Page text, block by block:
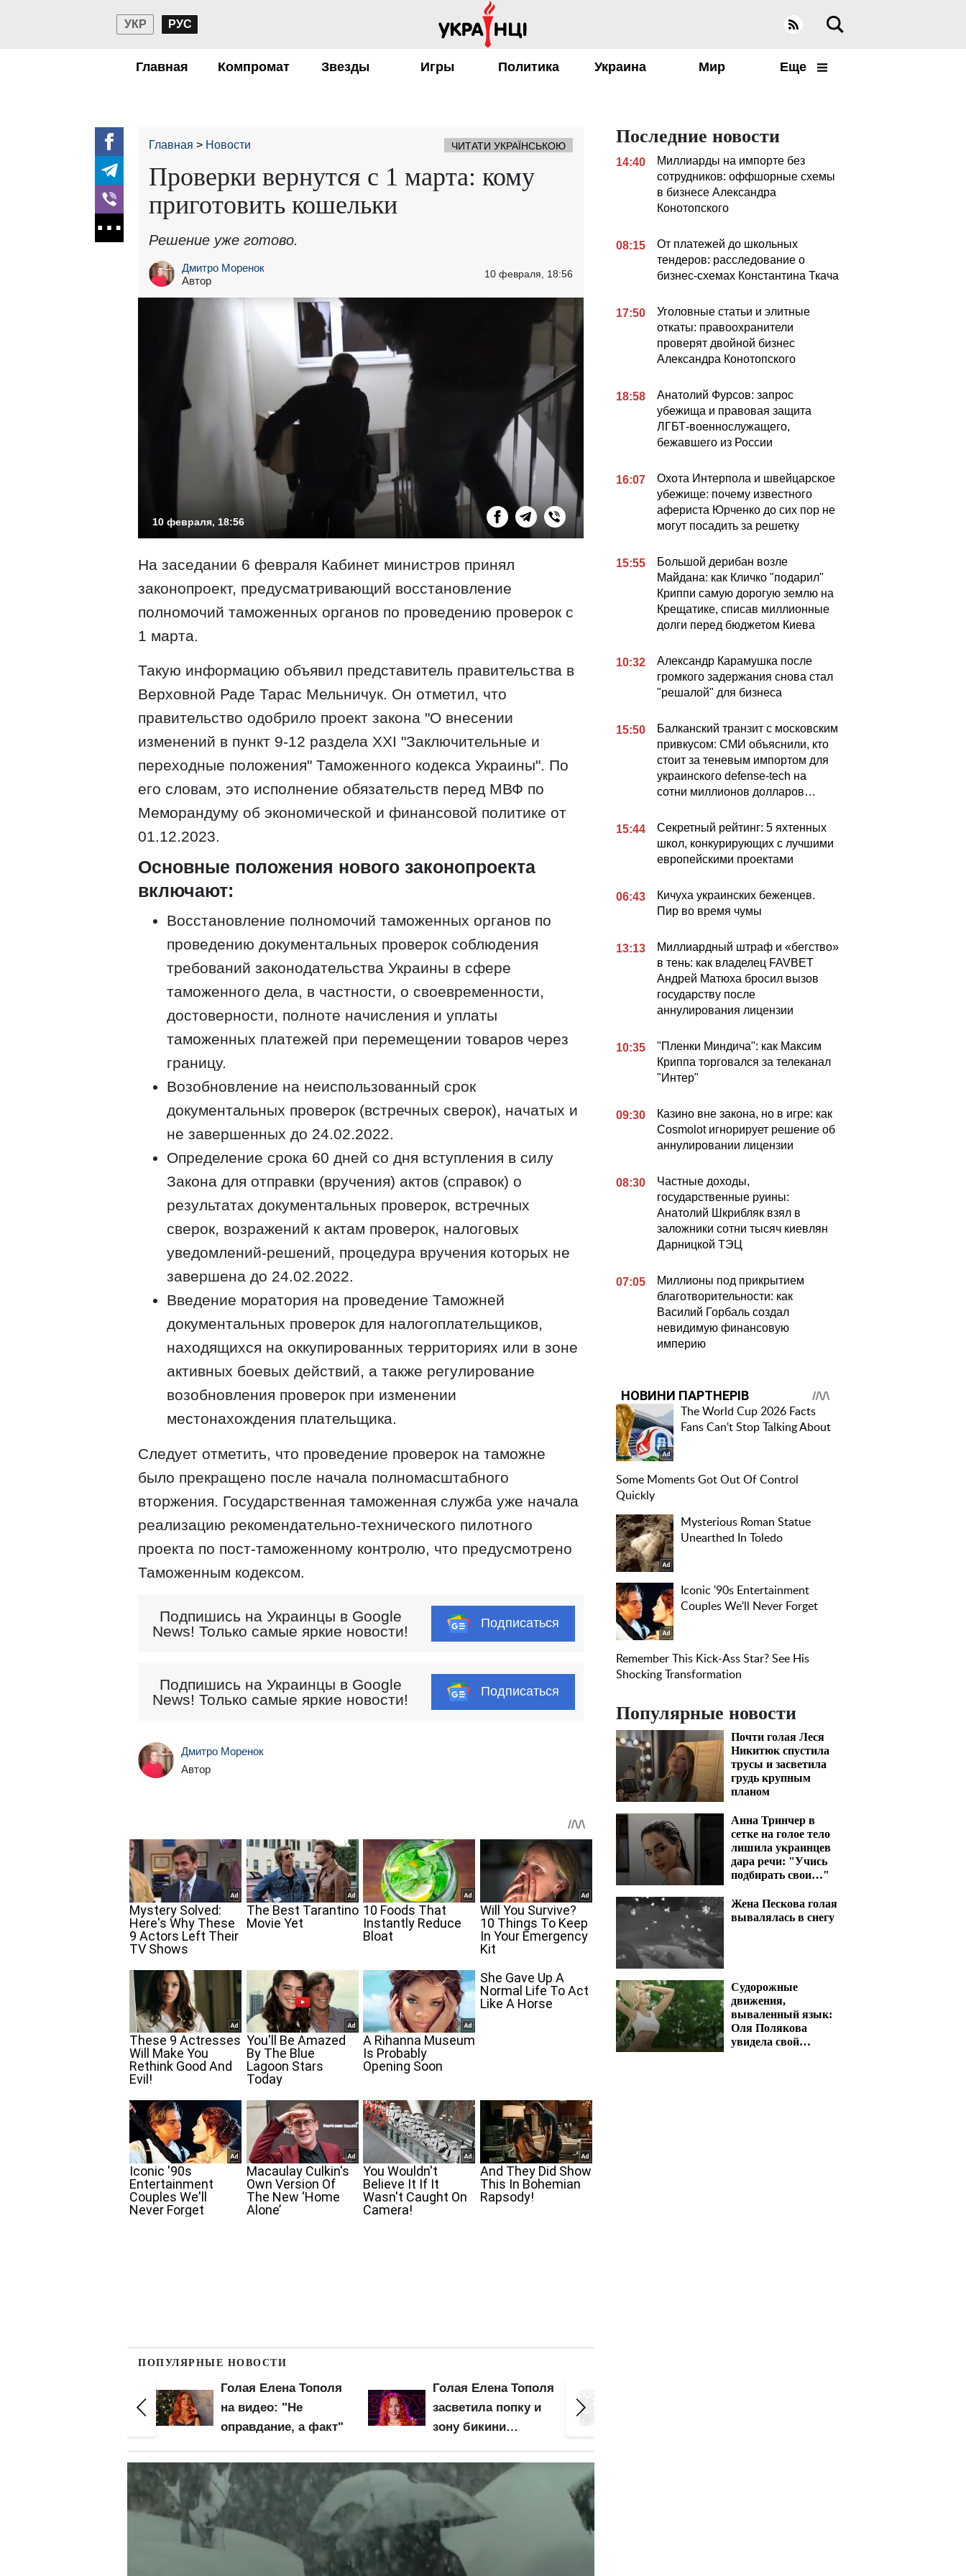
УКР РУС
Главная Компромат Звезды Игры Политика Украина Мир Еще
Главная Новости ЧИТАТИ УКРАЇНСЬКОЮ
Проверки вернутся с 1 марта: кому
приготовить кошельки
Решение уже готово.
Дмитро Моренок
Автор
10 февраля, 18:56
10 февраля, 18:56
На заседании 6 февраля Кабинет министров принял
законопроект, предусматривающий восстановление
полномочий таможенных органов по проведению проверок с
1 марта.
Такую информацию объявил представитель правительства в
Верховной Раде Тарас Мельничук. Он отметил, что
правительство одобрило проект закона "О внесении
изменений в пункт 9-12 раздела XXI "Заключительные и
переходные положения" Таможенного кодекса Украины". По
его словам, это исполнение обязательств перед МВФ по
Меморандуму об экономической и финансовой политике от
01.12.2023.
Основные положения нового законопроекта
включают:
Восстановление полномочий таможенных органов по
проведению документальных проверок соблюдения
требований законодательства Украины в сфере
таможенного дела, в частности, о своевременности,
достоверности, полноте начисления и уплаты
таможенных платежей при перемещении товаров через
границу.
Возобновление на неиспользованный срок
документальных проверок (встречных сверок), начатых и
не завершенных до 24.02.2022.
Определение срока 60 дней со дня вступления в силу
Закона для отправки (вручения) актов (справок) о
результатах документальных проверок, встречных
сверок, возражений к актам проверок, налоговых
уведомлений-решений, процедура вручения которых не
завершена до 24.02.2022.
Введение моратория на проведение Таможней
документальных проверок для налогоплательщиков,
находящихся на оккупированных территориях или в зоне
активных боевых действий, а также регулирование
возобновления проверок при изменении
местонахождения плательщика.
Следует отметить, что проведение проверок на таможне
было прекращено после начала полномасштабного
вторжения. Государственная таможенная служба уже начала
реализацию рекомендательно-технического пилотного
проекта по пост-таможенному контролю, что предусмотрено
Таможенным кодексом.
Подпишись на Украинцы в Google
News! Только самые яркие новости!
Подписаться
Подпишись на Украинцы в Google
News! Только самые яркие новости!
Подписаться
Дмитро Моренок
Автор
ПОПУЛЯРНЫЕ НОВОСТИ
Голая Елена Тополя
засветила попку и
зону бикини
слив видео – начало
Почти голая Леся
Никитюк спустила
трусы и засветила
планом
Последние новости
14:40
Миллиарды на импорте без
сотрудников: оффшорные схемы
в бизнесе Александра
Конотопского
08:15
От платежей до школьных
тендеров: расследование о
бизнес-схемах Константина Ткача
17:50
Уголовные статьи и элитные
откаты: правоохранители
проверят двойной бизнес
Александра Конотопского
18:58
Анатолий Фурсов: запрос
убежища и правовая защита
ЛГБТ-военнослужащего,
бежавшего из России
16:07
Охота Интерпола и швейцарское
убежище: почему известного
афериста Юрченко до сих пор не
могут посадить за решетку
15:55
Большой дерибан возле
Майдана: как Кличко "подарил"
Криппи самую дорогую землю на
Крещатике, списав миллионные
долги перед бюджетом Киева
10:32
Александр Карамушка после
громкого задержания снова стал
"решалой" для бизнеса
15:50
Балканский транзит с московским
привкусом: СМИ объяснили, кто
стоит за теневым импортом для
украинского defense-tech на
сотни миллионов долларов…
15:44
Секретный рейтинг: 5 яхтенных
школ, конкурирующих с лучшими
европейскими проектами
06:43
Кичуха украинских беженцев.
Пир во время чумы
13:13
Миллиардный штраф и «бегство»
в тень: как владелец FAVBET
Андрей Матюха бросил вызов
государству после
аннулирования лицензии
10:35
"Пленки Миндича": как Максим
Криппа торговался за телеканал
"Интер"
09:30
Казино вне закона, но в игре: как
Cosmolot игнорирует решение об
аннулировании лицензии
08:30
Частные доходы,
государственные руины:
Анатолий Шкрибляк взял в
заложники сотни тысяч киевлян
Дарницкой ТЭЦ
07:05
Миллионы под прикрытием
благотворительности: как
Василий Горбаль создал
невидимую финансовую
империю
Популярные новости
Почти голая Леся
Никитюк спустила
трусы и засветила
грудь крупным
планом
Анна Тринчер в
сетке на голое тело
лишила украинцев
дара речи: "Учись
подбирать свои…"
Жена Пескова голая
вывалялась в снегу
Судорожные
движения,
вываленный язык:
Оля Полякова
увидела свой